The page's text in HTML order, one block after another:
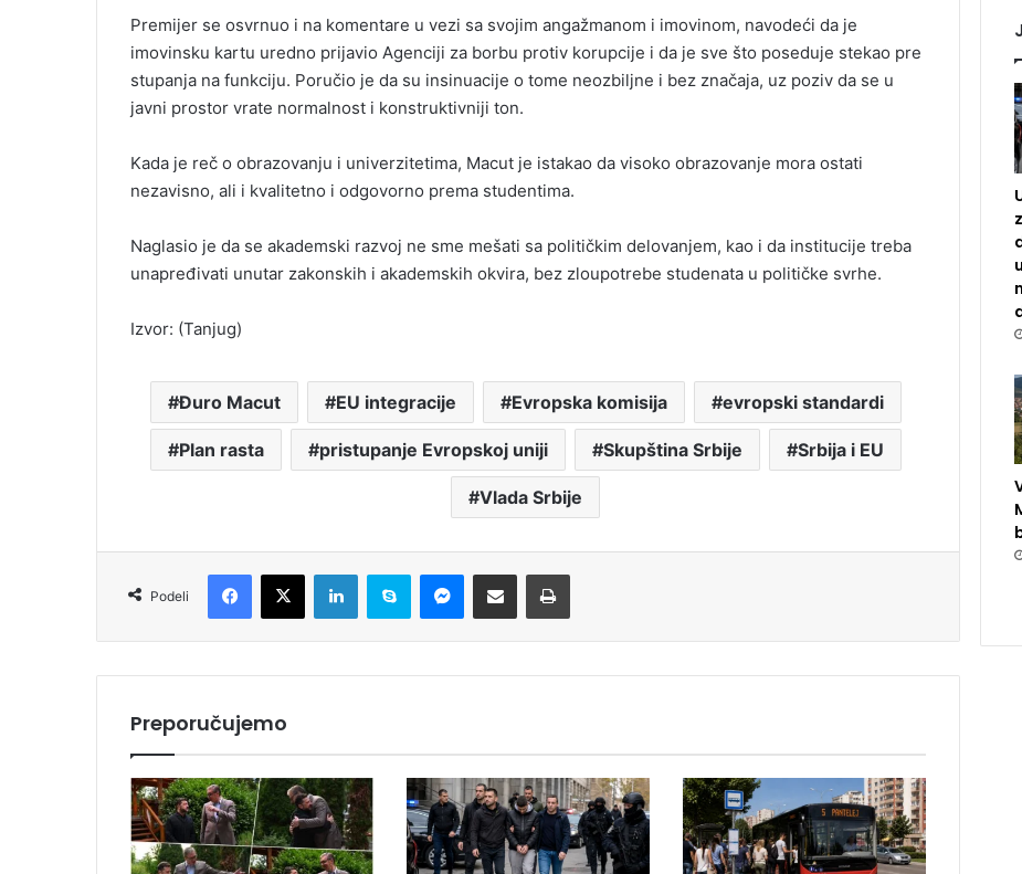
Premijer se osvrnuo i na komentare u vezi sa svojim angažmanom i imovinom, navodeći da je
imovinsku kartu uredno prijavio Agenciji za borbu protiv korupcije i da je sve što poseduje stekao pre
stupanja na funkciju. Poručio je da su insinuacije o tome neozbiljne i bez značaja, uz poziv da se u
javni prostor vrate normalnost i konstruktivniji ton.
Kada je reč o obrazovanju i univerzitetima, Macut je istakao da visoko obrazovanje mora ostati
nezavisno, ali i kvalitetno i odgovorno prema studentima.
Naglasio je da se akademski razvoj ne sme mešati sa političkim delovanjem, kao i da institucije treba
unapređivati unutar zakonskih i akademskih okvira, bez zloupotrebe studenata u političke svrhe.
Izvor: (Tanjug)
Đuro Macut EU integracije Evropska komisija evropski standardi
Plan rasta pristupanje Evropskoj uniji Skupština Srbije Srbija i EU
Vlada Srbije
Podeli
Preporučujemo